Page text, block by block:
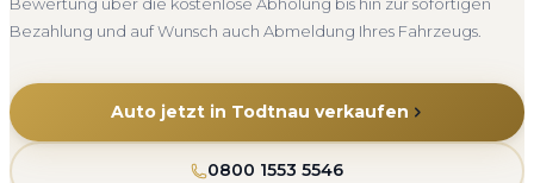
Bezahlung und auf Wunsch auch Abmeldung Ihres Fahrzeugs.
Auto jetzt in Todtnau verkaufen
0800 1553 5546